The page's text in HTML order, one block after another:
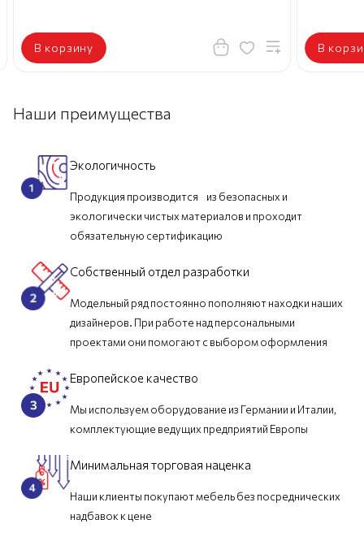
В корзину В
Наши преимущества
Экологичность
Продукция производится из безопасных и
экологически чистых материалов и проходит
обязательную сертификацию
Собственный отдел разработки
Модельный ряд постоянно пополняют находки наших
дизайнеров. При работе над персональными
проектами они помогают с выбором оформления
Европейское качество
Мы используем оборудование из Германии и Италии,
комплектующие ведущих предприятий Европы
Минимальная торговая наценка
Наши клиенты покупают мебель без посреднических
надбавок к цене